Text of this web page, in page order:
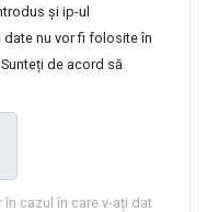
și ip-ul
nu vor fi folosite în
de acord să
cazul în care v-ați dat